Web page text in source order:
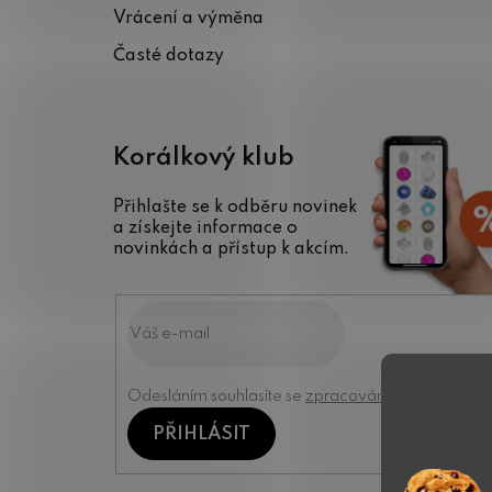
Vrácení a výměna
Časté dotazy
Korálkový klub
Přihlašte se k odběru novinek
a získejte informace o
novinkách a přístup k akcím.
Odesláním souhlasíte se zpracováním osobních
PŘIHLÁSIT